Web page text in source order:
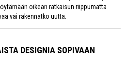
oikean ratkaisun riippumatta
vai rakennatko uutta.
DESIGNIA SOPIVAAN